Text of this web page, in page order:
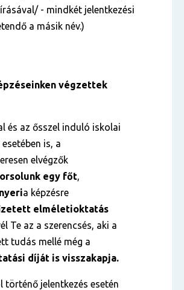
- mindkét jelentkezési
a másik név.)
végzettek
és az ősszel induló iskolai
is, a
elvégzők
egy főt,
a képzésre
elméletioktatás
Te az a szerencsés, aki a
tudás mellé még a
díját is visszakapja.
történő jelentkezés esetén